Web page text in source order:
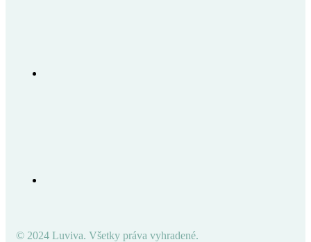
© 2024 Luviva. Všetky práva vyhradené.